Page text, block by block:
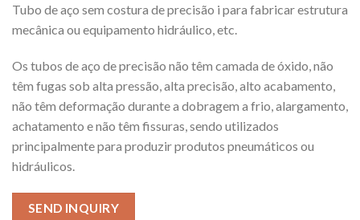
Tubo de aço sem costura de precisão i para fabricar estrutura
mecânica ou equipamento hidráulico, etc.
Os tubos de aço de precisão não têm camada de óxido, não
têm fugas sob alta pressão, alta precisão, alto acabamento,
não têm deformação durante a dobragem a frio, alargamento,
achatamento e não têm fissuras, sendo utilizados
principalmente para produzir produtos pneumáticos ou
hidráulicos.
SEND INQUIRY